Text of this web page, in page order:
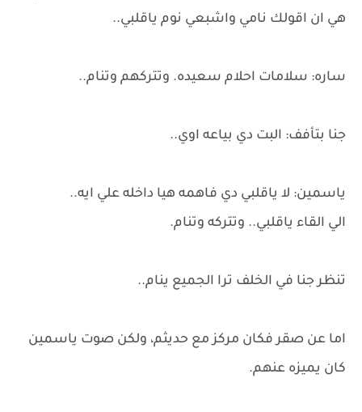
هي ان اقولك نامي واشبعي نوم ياقلبي..
ساره: سلامات احلام سعيده. وتتركهم وتنام..
جنا بتأفف: البت دي بياعه اوي..
ياسمين: لا ياقلبي دي فاهمه هيا داخله علي ايه..
الي القاء ياقلبي.. وتتركه وتنام.
تنظر جنا في الخلف ترا الجميع ينام..
اما عن صقر فكان مركز مع حديثم، ولكن صوت ياسمين
كان يميزه عنهم.